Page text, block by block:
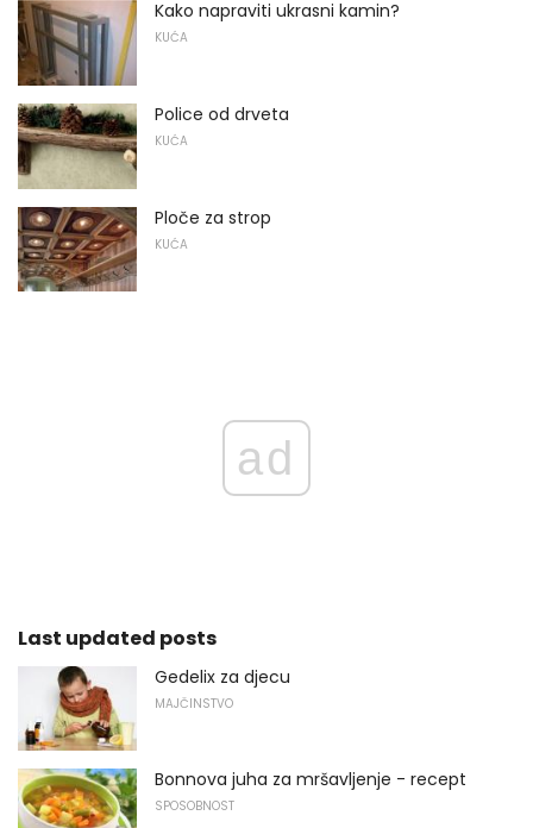
Kako napraviti ukrasni kamin?
KUĆA
Police od drveta
KUĆA
Ploče za strop
KUĆA
ad
Last updated posts
Gedelix za djecu
MAJČINSTVO
Bonnova juha za mršavljenje - recept
SPOSOBNOST